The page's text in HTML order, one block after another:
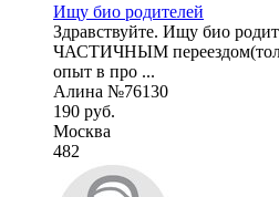
Ищу био родителей
Здравствуйте. Ищу био
ЧАСТИЧНЫМ
опыт в про ...
Алина №76130
190 руб.
Москва
482